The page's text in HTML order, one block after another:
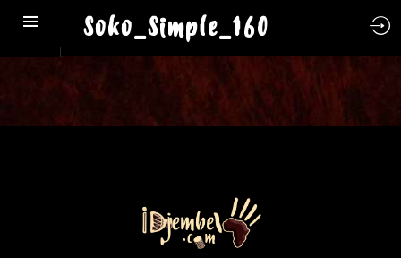
Soko_Simple_160